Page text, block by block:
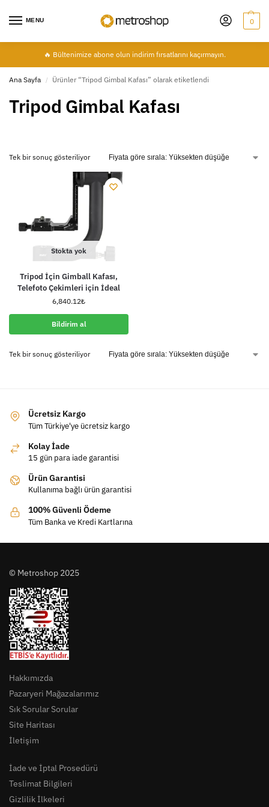
MENU 0
🔥 Bültenimize abone olun indirim fırsatlarını kaçırmayın.
Ana Sayfa / Ürünler “Tripod Gimbal Kafası” olarak etiketlendi
Tripod Gimbal Kafası
Tek bir sonuç gösteriliyor
Stokta yok
Tripod İçin Gimball Kafası,
Telefoto Çekimleri için İdeal
6,840.12₺
Bildirim al
Tek bir sonuç gösteriliyor
Ücretsiz Kargo
Tüm Türkiye'ye ücretsiz kargo
Kolay İade
15 gün para iade garantisi
Ürün Garantisi
Kullanıma bağlı ürün garantisi
100% Güvenli Ödeme
Tüm Banka ve Kredi Kartlarına
© Metroshop 2025
Hakkımızda
Pazaryeri Mağazalarımız
Sık Sorular Sorular
Site Haritası
İletişim
İade ve İptal Prosedürü
Teslimat Bilgileri
Gizlilik İlkeleri